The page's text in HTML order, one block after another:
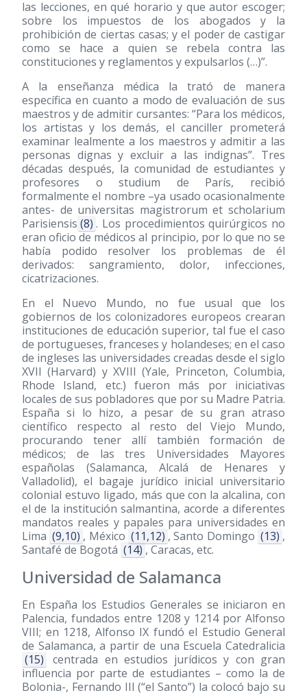
las lecciones, en qué horario y que autor escoger;
sobre los impuestos de los abogados y la
prohibición de ciertas casas; y el poder de castigar
como se hace a quien se rebela contra las
constituciones y reglamentos y expulsarlos (…)”.
A la enseñanza médica la trató de manera
específica en cuanto a modo de evaluación de sus
maestros y de admitir cursantes: “Para los médicos,
los artistas y los demás, el canciller prometerá
examinar lealmente a los maestros y admitir a las
personas dignas y excluir a las indignas”. Tres
décadas después, la comunidad de estudiantes y
profesores o studium de París, recibió
formalmente el nombre –ya usado ocasionalmente
antes- de universitas magistrorum et scholarium
Parisiensis (8) . Los procedimientos quirúrgicos no
eran oficio de médicos al principio, por lo que no se
había podido resolver los problemas de él
derivados: sangramiento, dolor, infecciones,
cicatrizaciones.
En el Nuevo Mundo, no fue usual que los
gobiernos de los colonizadores europeos crearan
instituciones de educación superior, tal fue el caso
de portugueses, franceses y holandeses; en el caso
de ingleses las universidades creadas desde el siglo
XVII (Harvard) y XVIII (Yale, Princeton, Columbia,
Rhode Island, etc.) fueron más por iniciativas
locales de sus pobladores que por su Madre Patria.
España si lo hizo, a pesar de su gran atraso
científico respecto al resto del Viejo Mundo,
procurando tener allí también formación de
médicos; de las tres Universidades Mayores
españolas (Salamanca, Alcalá de Henares y
Valladolid), el bagaje jurídico inicial universitario
colonial estuvo ligado, más que con la alcalina, con
el de la institución salmantina, acorde a diferentes
mandatos reales y papales para universidades en
Lima (9,10) , México (11,12) , Santo Domingo (13) ,
Santafé de Bogotá (14) , Caracas, etc.
Universidad de Salamanca
En España los Estudios Generales se iniciaron en
Palencia, fundados entre 1208 y 1214 por Alfonso
VIII; en 1218, Alfonso IX fundó el Estudio General
de Salamanca, a partir de una Escuela Catedralicia
(15)
centrada en estudios jurídicos y con gran
influencia por parte de estudiantes – como la de
Bolonia-, Fernando III (“el Santo”) la colocó bajo su